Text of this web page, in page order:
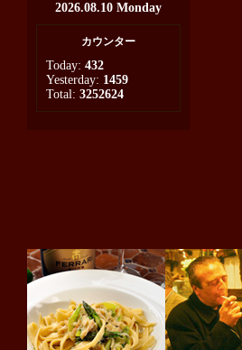
2026.08.10 Monday
カウンター
Today: 432
Yesterday: 1459
Total: 3252624